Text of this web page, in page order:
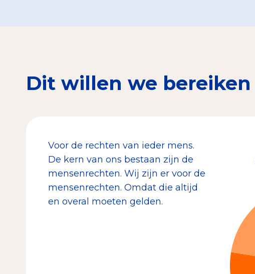
Dit willen we bereiken
Voor de rechten van ieder mens.
De kern van ons bestaan zijn de
mensenrechten. Wij zijn er voor de
mensenrechten. Omdat die altijd
en overal moeten gelden.